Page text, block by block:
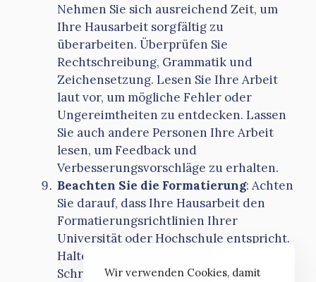
Nehmen Sie sich ausreichend Zeit, um
Ihre Hausarbeit sorgfältig zu
überarbeiten. Überprüfen Sie
Rechtschreibung, Grammatik und
Zeichensetzung. Lesen Sie Ihre Arbeit
laut vor, um mögliche Fehler oder
Ungereimtheiten zu entdecken. Lassen
Sie auch andere Personen Ihre Arbeit
lesen, um Feedback und
Verbesserungsvorschläge zu erhalten.
Beachten Sie die Formatierung: Achten
Sie darauf, dass Ihre Hausarbeit den
Formatierungsrichtlinien Ihrer
Universität oder Hochschule entspricht.
Halten Sie sich an Vorgaben wie
Schriftart, Zeilenabstand, Seitenzahlen
Wir verwenden Cookies, damit